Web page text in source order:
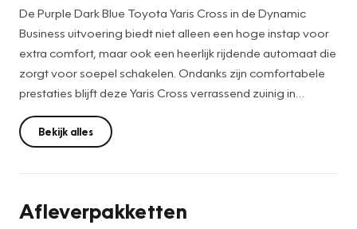
De Purple Dark Blue Toyota Yaris Cross in de Dynamic
Business uitvoering biedt niet alleen een hoge instap voor
extra comfort, maar ook een heerlijk rijdende automaat die
zorgt voor soepel schakelen. Ondanks zijn comfortabele
prestaties blijft deze Yaris Cross verrassend zuinig in
verbruik, wat hem ideaal maakt voor zowel stads- als
langere ritten.
rijden nog aangenamer maken. Daarnaast heeft deze Yaris
Bekijk alles
Afleverpakketten